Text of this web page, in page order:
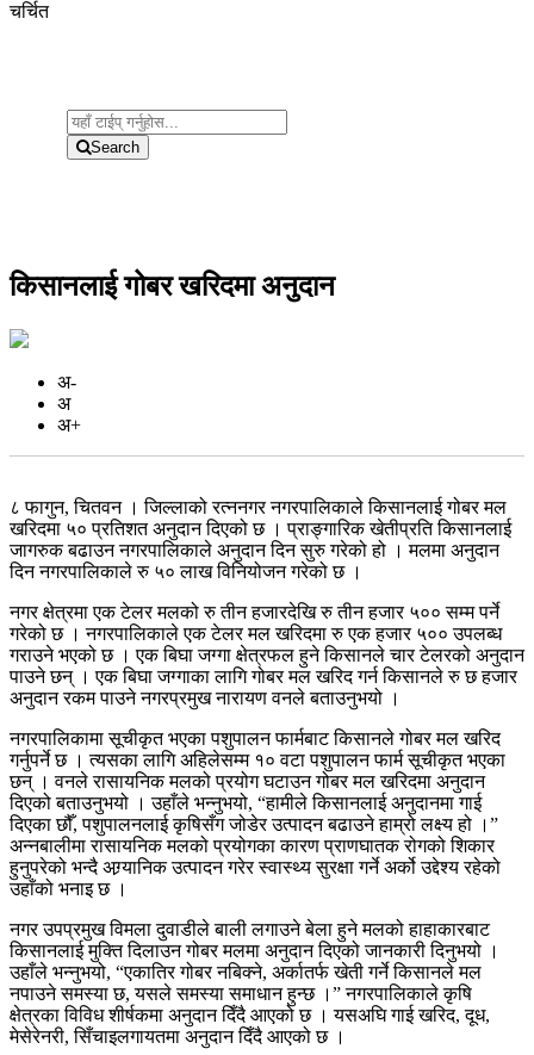
चर्चित
Search
किसानलाई गोबर खरिदमा अनुदान
अ-
अ
अ+
८ फागुन, चितवन । जिल्लाको रत्ननगर नगरपालिकाले किसानलाई गोबर मल
खरिदमा ५० प्रतिशत अनुदान दिएको छ । प्राङ्गारिक खेतीप्रति किसानलाई
जागरुक बढाउन नगरपालिकाले अनुदान दिन सुरु गरेको हो । मलमा अनुदान
दिन नगरपालिकाले रु ५० लाख विनियोजन गरेको छ ।
नगर क्षेत्रमा एक टेलर मलको रु तीन हजारदेखि रु तीन हजार ५०० सम्म पर्ने
गरेको छ । नगरपालिकाले एक टेलर मल खरिदमा रु एक हजार ५०० उपलब्ध
गराउने भएको छ । एक बिघा जग्गा क्षेत्रफल हुने किसानले चार टेलरको अनुदान
पाउने छन् । एक बिघा जग्गाका लागि गोबर मल खरिद गर्न किसानले रु छ हजार
अनुदान रकम पाउने नगरप्रमुख नारायण वनले बताउनुभयो ।
नगरपालिकामा सूचीकृत भएका पशुपालन फार्मबाट किसानले गोबर मल खरिद
गर्नुपर्ने छ । त्यसका लागि अहिलेसम्म १० वटा पशुपालन फार्म सूचीकृत भएका
छन् । वनले रासायनिक मलको प्रयोग घटाउन गोबर मल खरिदमा अनुदान
दिएको बताउनुभयो । उहाँले भन्नुभयो, “हामीले किसानलाई अनुदानमा गाई
दिएका छौँ, पशुपालनलाई कृषिसँग जोडेर उत्पादन बढाउने हाम्रो लक्ष्य हो ।”
अन्नबालीमा रासायनिक मलको प्रयोगका कारण प्राणघातक रोगको शिकार
हुनुपरेको भन्दै अग्र्यानिक उत्पादन गरेर स्वास्थ्य सुरक्षा गर्ने अर्को उद्देश्य रहेको
उहाँको भनाइ छ ।
नगर उपप्रमुख विमला दुवाडीले बाली लगाउने बेला हुने मलको हाहाकारबाट
किसानलाई मुक्ति दिलाउन गोबर मलमा अनुदान दिएको जानकारी दिनुभयो ।
उहाँले भन्नुभयो, “एकातिर गोबर नबिक्ने, अर्कातर्फ खेती गर्ने किसानले मल
नपाउने समस्या छ, यसले समस्या समाधान हुन्छ ।” नगरपालिकाले कृषि
क्षेत्रका विविध शीर्षकमा अनुदान दिँदै आएको छ । यसअघि गाई खरिद, दूध,
मेसेरेनरी, सिँचाइलगायतमा अनुदान दिँदै आएको छ ।